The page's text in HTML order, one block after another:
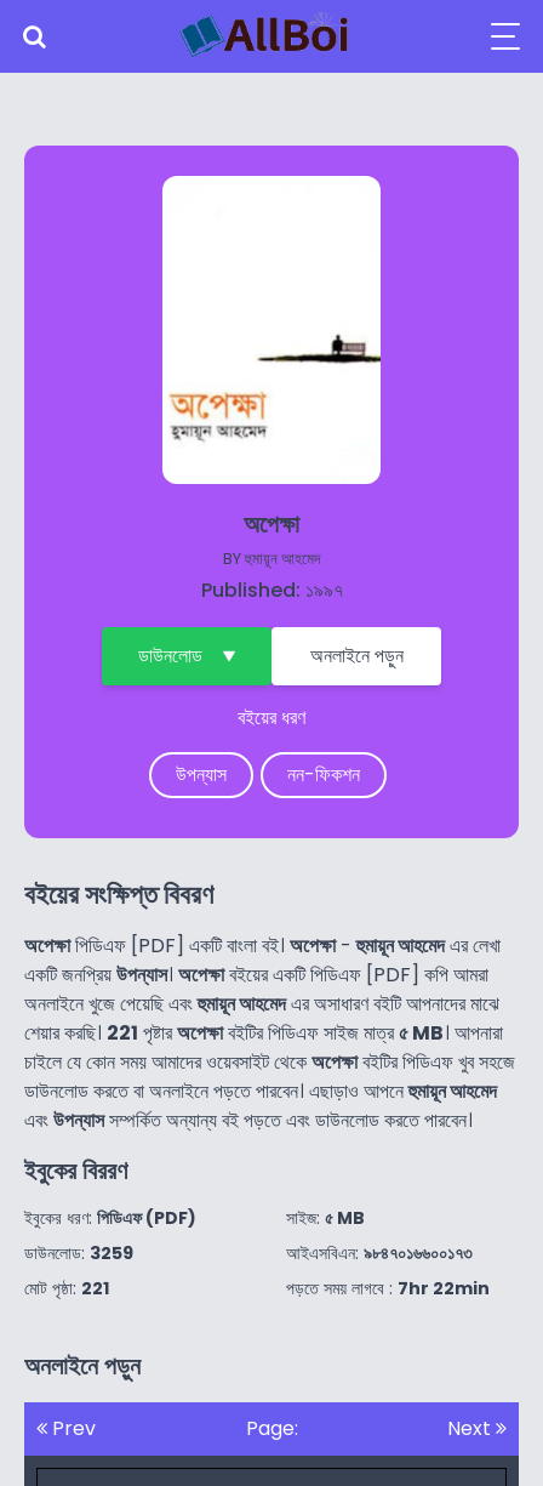
অপেক্ষা
BYহুমায়ূন আহমেদ
Published: ১৯৯৭
ডাউনলোড অনলাইনে পড়ুন
বইয়ের ধরণ
উপন্যাস নন-ফিকশন
বইয়ের সংক্ষিপ্ত বিবরণ
অপেক্ষাপিডিএফ [PDF] একটি বাংলা বই। অপেক্ষা-হুমায়ূন আহমেদএর লেখা
একটি জনপ্রিয়উপন্যাস। অপেক্ষাবইয়ের একটি পিডিএফ [PDF] কপি আমরা
অনলাইনে খুজে পেয়েছি এবংহুমায়ূন আহমেদএর অসাধারণ বইটি আপনাদের মাঝে
শেয়ার করছি। 221 পৃষ্টারঅপেক্ষাবইটির পিডিএফ সাইজ মাত্র৫ MB। আপনারা
চাইলে যে কোন সময় আমাদের ওয়েবসাইট থেকেঅপেক্ষাবইটির পিডিএফ খুব সহজে
ডাউনলোড করতে বা অনলাইনে পড়তে পারবেন। এছাড়াও আপনেহুমায়ূন আহমেদ
এবংউপন্যাসসম্পর্কিত অন্যান্য বই পড়তে এবং ডাউনলোড করতে পারবেন।
ইবুকের বিররণ
ইবুকের ধরণ: পিডিএফ (PDF)
ডাউনলোড: 3259
মোট পৃষ্ঠা: 221
সাইজ: ৫ MB
আইএসবিএন: ৯৮৪৭০১৬৬০০১৭৩
পড়তে সময় লাগবে : 7hr 22min
অনলাইনে পড়ুন
Prev Page: Next